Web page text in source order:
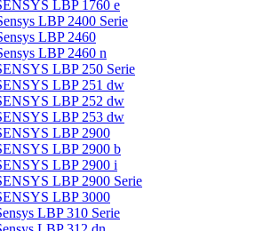
LBP 1760 e
LBP 2400 Serie
LBP 2460
LBP 2460 n
LBP 250 Serie
LBP 251 dw
LBP 252 dw
LBP 253 dw
LBP 2900
LBP 2900 b
LBP 2900 i
LBP 2900 Serie
LBP 3000
LBP 310 Serie